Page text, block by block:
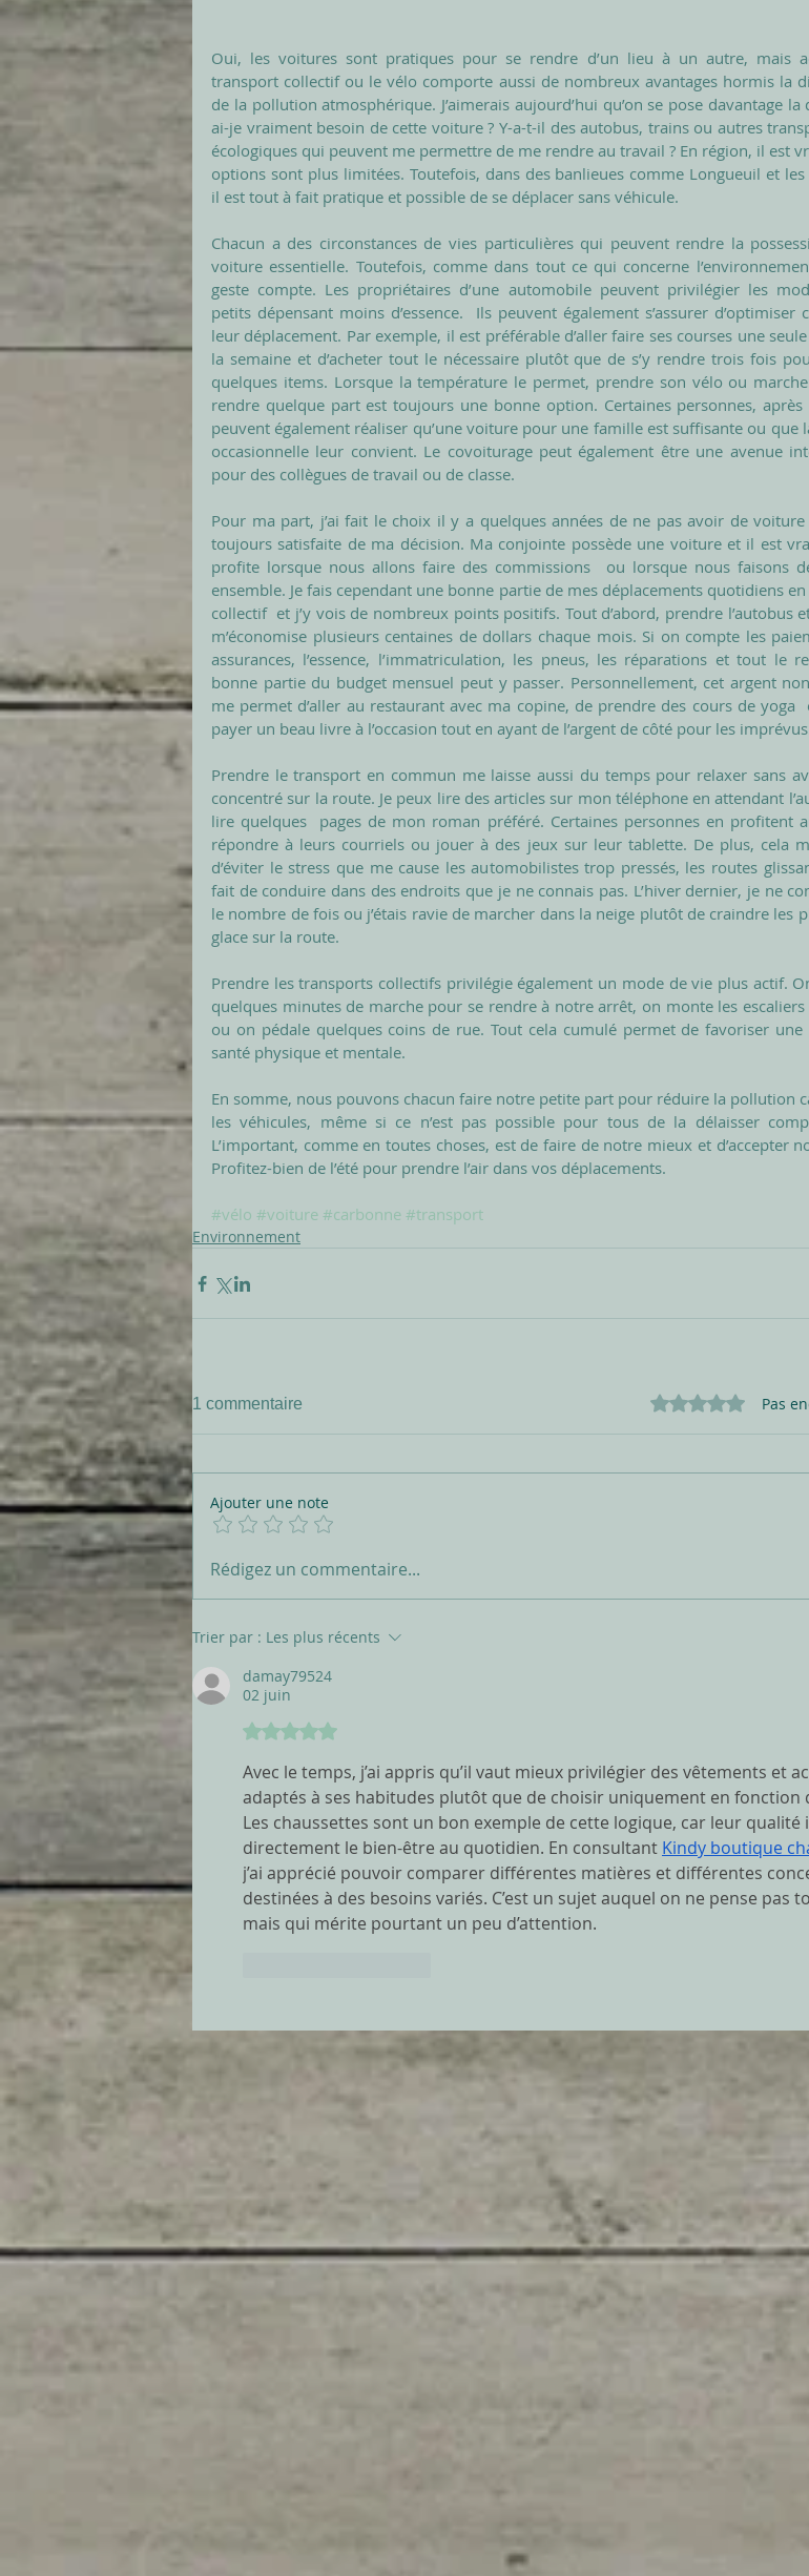
Oui, les voitures sont pratiques pour se rendre d’un lieu à un autre, mais
transport collectif ou le vélo comporte aussi de nombreux avantages hormis la
de la pollution atmosphérique. J’aimerais aujourd’hui qu’on se pose davantage la
ai-je vraiment besoin de cette voiture ? Y-a-t-il des autobus, trains ou autres
écologiques qui peuvent me permettre de me rendre au travail ? En région, il est
options sont plus limitées. Toutefois, dans des banlieues comme Longueuil et
il est tout à fait pratique et possible de se déplacer sans véhicule.
Chacun a des circonstances de vies particulières qui peuvent rendre la
voiture essentielle. Toutefois, comme dans tout ce qui concerne
geste compte. Les propriétaires d’une automobile peuvent privilégier les
petits dépensant moins d’essence.  Ils peuvent également s’assurer d’optimiser
leur déplacement. Par exemple, il est préférable d’aller faire ses courses une
la semaine et d’acheter tout le nécessaire plutôt que de s’y rendre trois fois
quelques items. Lorsque la température le permet, prendre son vélo ou
rendre quelque part est toujours une bonne option. Certaines personnes, après
peuvent également réaliser qu’une voiture pour une famille est suffisante ou que
occasionnelle leur convient. Le covoiturage peut également être une avenue
pour des collègues de travail ou de classe.
Pour ma part, j’ai fait le choix il y a quelques années de ne pas avoir de
toujours satisfaite de ma décision. Ma conjointe possède une voiture et il est
profite lorsque nous allons faire des commissions  ou lorsque nous faisons
ensemble. Je fais cependant une bonne partie de mes déplacements quotidiens
collectif  et j’y vois de nombreux points positifs. Tout d’abord, prendre l’autobus
m’économise plusieurs centaines de dollars chaque mois. Si on compte les
assurances, l’essence, l’immatriculation, les pneus, les réparations et tout le
bonne partie du budget mensuel peut y passer. Personnellement, cet argent
me permet d’aller au restaurant avec ma copine, de prendre des cours de yoga
payer un beau livre à l’occasion tout en ayant de l’argent de côté pour les
Prendre le transport en commun me laisse aussi du temps pour relaxer sans
concentré sur la route. Je peux lire des articles sur mon téléphone en attendant
lire quelques  pages de mon roman préféré. Certaines personnes en profitent
répondre à leurs courriels ou jouer à des jeux sur leur tablette. De plus, cela
d’éviter le stress que me cause les automobilistes trop pressés, les routes
fait de conduire dans des endroits que je ne connais pas. L’hiver dernier, je ne
le nombre de fois ou j’étais ravie de marcher dans la neige plutôt de craindre les
glace sur la route.
Prendre les transports collectifs privilégie également un mode de vie plus actif.
quelques minutes de marche pour se rendre à notre arrêt, on monte les
ou on pédale quelques coins de rue. Tout cela cumulé permet de favoriser une
santé physique et mentale.
En somme, nous pouvons chacun faire notre petite part pour réduire la pollution
les véhicules, même si ce n’est pas possible pour tous de la délaisser
L’important, comme en toutes choses, est de faire de notre mieux et d’accepter
Profitez-bien de l’été pour prendre l’air dans vos déplacements.
#vélo #voiture #carbonne #transport
Environnement
1 commentaire Noté 0 étoile sur 5.
Pas
Ajouter une note
Rédigez un commentaire...
Trier par : Les plus récents
damay79524
02 juin
Noté 5 étoiles sur 5.
Avec le temps, j’ai appris qu’il vaut mieux privilégier des vêtements et
adaptés à ses habitudes plutôt que de choisir uniquement en fonction
Les chaussettes sont un bon exemple de cette logique, car leur qualité
directement le bien-être au quotidien. En consultant Kindy boutique
j’ai apprécié pouvoir comparer différentes matières et différentes
destinées à des besoins variés. C’est un sujet auquel on ne pense pas
mais qui mérite pourtant un peu d’attention.